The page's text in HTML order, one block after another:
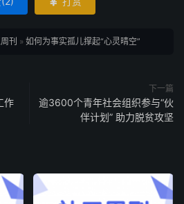

刊 » 如何为事实孤儿撑起“心灵晴空”
作
下一篇
逾3600个青年社会组织参与“伙
伴计划” 助力脱贫攻坚